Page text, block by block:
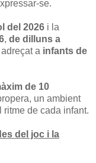
se.
del 2026 i la
, de dilluns a
a infants de
de 10
un ambient
de cada infant.
del joc i la